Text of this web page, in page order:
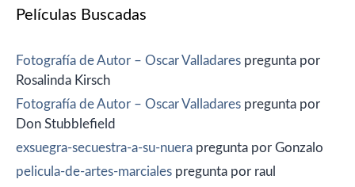
Películas Buscadas
Fotografía de Autor – Oscar Valladares pregunta por
Rosalinda Kirsch
Fotografía de Autor – Oscar Valladares pregunta por
Don Stubblefield
exsuegra-secuestra-a-su-nuera pregunta por Gonzalo
pelicula-de-artes-marciales pregunta por raul